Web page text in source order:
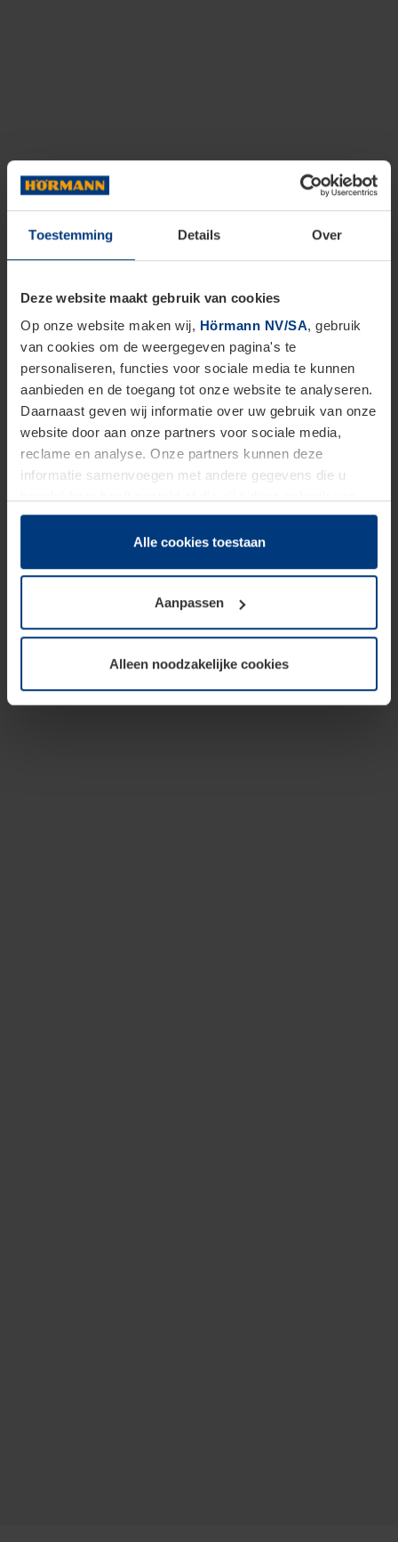
Toestemming Details Over
Deze website maakt gebruik van cookies
Op onze website maken wij, Hörmann NV/SA, gebruik
van cookies om de weergegeven pagina's te
personaliseren, functies voor sociale media te kunnen
aanbieden en de toegang tot onze website te analyseren.
Daarnaast geven wij informatie over uw gebruik van onze
website door aan onze partners voor sociale media,
reclame en analyse. Onze partners kunnen deze
informatie samenvoegen met andere gegevens die u
hun diensten hebben verzameld.
Juridisch hebben wij het recht om cookies op uw
van deze pagina's absoluut vereist is. Voor alle andere
soorten cookies is uw toestemming benodigd. Uw
toestemming kunt u op elk moment bij de uitleg van de
wijzigen of herroepen.
Alle cookies toestaan
Aanpassen
Alleen noodzakelijke cookies